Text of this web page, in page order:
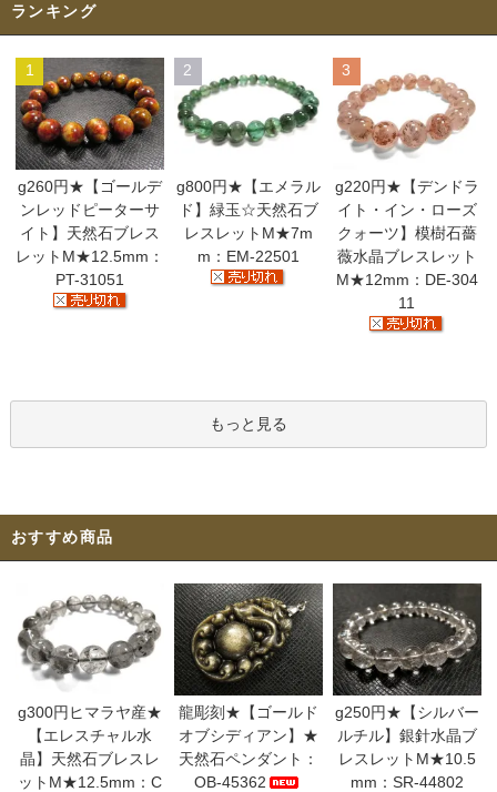
ランキング
1
g260円★【ゴールデ
ンレッドピーターサ
イト】天然石ブレス
レットM★12.5mm：
PT-31051
2
g800円★【エメラル
ド】緑玉☆天然石ブ
レスレットM★7m
m：EM-22501
3
g220円★【デンドラ
イト・イン・ローズ
クォーツ】模樹石薔
薇水晶ブレスレット
M★12mm：DE-304
11
もっと見る
おすすめ商品
g300円ヒマラヤ産★
【エレスチャル水
晶】天然石ブレスレ
ットM★12.5mm：C
龍彫刻★【ゴールド
オブシディアン】★
天然石ペンダント：
OB-45362
g250円★【シルバー
ルチル】銀針水晶ブ
レスレットM★10.5
mm：SR-44802